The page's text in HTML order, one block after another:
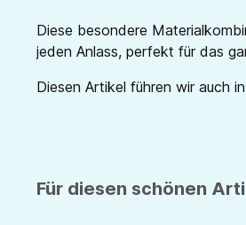
Diese besondere
jeden Anlass, perfekt für das
Diesen Artikel führen wir auch
Für diesen schönen